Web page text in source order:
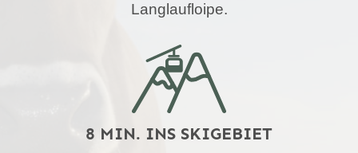
Langlaufloipe.
8 MIN. INS SKIGEBIET